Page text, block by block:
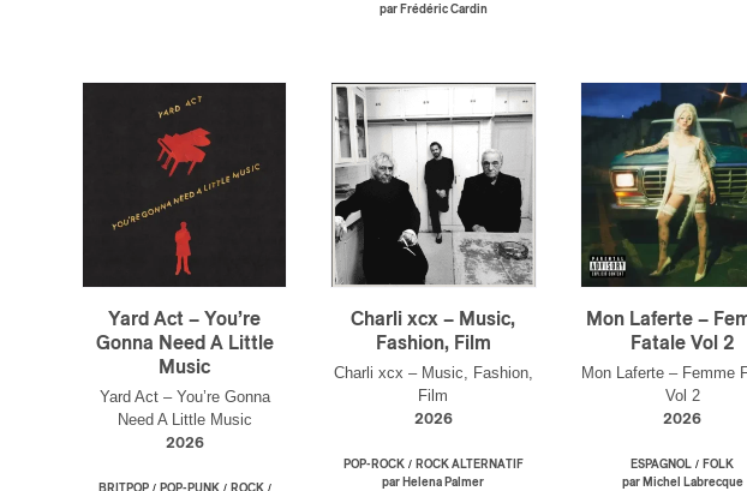
par Frédéric Cardin
Yard Act – You’re
Gonna Need A Little
Music
Yard Act – You’re Gonna
Need A Little Music
2026
BRITPOP/ POP-PUNK/ ROCK/
Charli xcx – Music,
Fashion, Film
Charli xcx – Music, Fashion,
Film
2026
POP-ROCK/ ROCK ALTERNATIF
par Helena Palmer
Mon Laferte –
Fatale Vol 2
Mon Laferte – Femme
Vol 2
2026
ESPAGNOL / FOLK
par Michel Labrecque
M'INSCRIRE